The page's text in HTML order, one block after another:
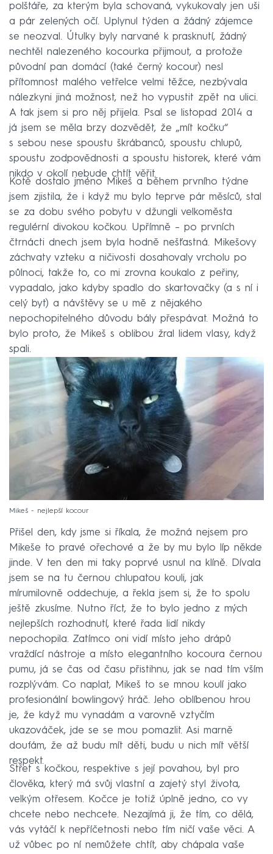
polštáře, za kterým byla schovaná, vykukovaly jen uši
a pár zelených očí. Uplynul týden a žádný zájemce
se neozval. Útulky byly narvané k prasknutí, žádný
nechtěl nalezeného kocourka přijmout, a protože
původní pan domácí (také černý kocour) nesl
přítomnost malého vetřelce velmi těžce, nezbývala
nálezkyni jiná možnost, než ho vypustit zpět na ulici.
A tak jsem si pro něj přijela. Psal se listopad 2014 a
já jsem se měla brzy dozvědět, že „mít kočku“
s sebou nese spoustu škrábanců, spoustu chlupů,
spoustu zodpovědnosti a spoustu historek, které vám
nikdo v okolí nebude chtít věřit.
Kotě dostalo jméno Mikeš a během prvního týdne
jsem zjistila, že i když mu bylo teprve pár měsíců, stal
se za dobu svého pobytu v džungli velkoměsta
regulérní divokou kočkou. Upřímně – po prvních
čtrnácti dnech jsem byla hodně nešťastná. Mikešovy
záchvaty vzteku a ničivosti dosahovaly vrcholu po
půlnoci, takže to, co mi zrovna koukalo z peřiny,
vypadalo, jako kdyby spadlo do skartovačky (a s ní i
celý byt) a návštěvy se u mě z nějakého
nepochopitelného důvodu bály přespávat. Možná to
bylo proto, že Mikeš s oblibou žral lidem vlasy, když
spali.
Mikeš - nejlepší kocour
Přišel den, kdy jsme si říkala, že možná nejsem pro
Mikeše to pravé ořechové a že by mu bylo líp někde
jinde. V ten den mi taky poprvé usnul na klíně. Dívala
jsem se na tu černou chlupatou kouli, jak
mírumilovně oddechuje, a řekla jsem si, že to spolu
ještě zkusíme. Nutno říct, že to bylo jedno z mých
nejlepších rozhodnutí, které řada lidí nikdy
nepochopila. Zatímco oni vidí místo jeho drápů
vraždící nástroje a místo elegantního kocoura černou
pumu, já se čas od času přistihnu, jak se nad tím vším
rozplývám. Co naplat, Mikeš to se mnou koulí jako
profesionální bowlingový hráč. Jeho oblíbenou hrou
je, že když mu vynadám a varovně vztyčím
ukazováček, jde se se mou pomazlit. Asi marně
doufám, že až budu mít děti, budu u nich mít větší
respekt.
Střet s kočkou, respektive s její povahou, byl pro
člověka, který má svůj vlastní a zajetý styl života,
velkým otřesem. Kočce je totiž úplně jedno, co vy
chcete nebo nechcete. Nezajímá ji, že tím, co dělá,
vás vytáčí k nepříčetnosti nebo tím ničí vaše věci. A
už vůbec po ní nemůžete chtít, aby chápala vaše